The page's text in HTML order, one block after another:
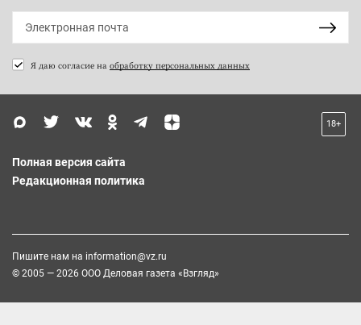
Я даю согласие на обработку персональных данных
18+
Полная версия сайта
Редакционная политика
Пишите нам на information@vz.ru
© 2005 — 2026 ООО Деловая газета «Взгляд»